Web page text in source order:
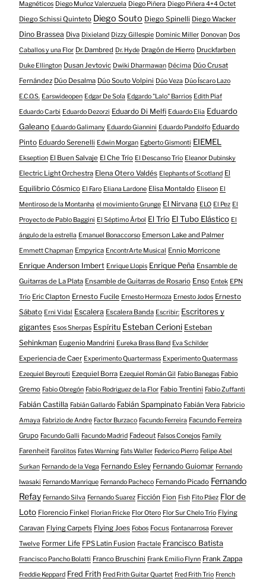
Magnéticos Diego Muñoz Valenzuela Diego Piñera Diego Piñera 4+4 Octet
Diego Schissi Quinteto Diego Souto Diego Spinelli Diego Wacker
Dino Brassea Diva Dixieland Dizzy Gillespie Dominic Miller Donovan Dos
Caballos y una Flor Dr. Dambred Dr. Hyde Dragón de Hierro Druckfarben
Duke Ellington Dusan Jevtovic Dwiki Dharmawan Décima Dúo Crusat
Fernández Dúo Desalma Dúo Souto Volpini Dúo Veza Dúo Íscaro Lazo
E.C.O.S. Earswideopen Edgar De Sola Edgardo "Lalo" Barrios Edith Piaf
Eduardo Carbi Eduardo Dezorzi Eduardo Di Melfi Eduardo Elia Eduardo
Galeano Eduardo Galimany Eduardo Giannini Eduardo Pandolfo Eduardo
Pinto Eduardo Serenelli Edwin Morgan Egberto Gismonti EIEMEL
Ekseption El Buen Salvaje El Che Trío El Descanso Trío Eleanor Dubinsky
Electric Light Orchestra Elena Otero Valdés Elephants of Scotland El
Equilibrio Cósmico El Faro Eliana Lardone Elisa Montaldo Eliseon El
Mentiroso de la Montanha el movimiento Grunge El Nirvana ELO El Pez El
Proyecto de Pablo Baggini El Séptimo Árbol El Trío El Tubo Elástico El
ángulo de la estrella Emanuel Bonaccorso Emerson Lake and Palmer
Emmett Chapman Empyrica EncontrArte Musical Ennio Morricone
Enrique Anderson Imbert Enrique Llopis Enrique Peña Ensamble de
Guitarras de La Plata Ensamble de Guitarras de Rosario Enso Entek EPN
Trío Eric Clapton Ernesto Fucile Ernesto Hermoza Ernesto Jodos Ernesto
Sábato Erni Vidal Escalera Escalera Banda Escribir: Escritores y
gigantes Esos Sherpas Espíritu Esteban Cerioni Esteban
Sehinkman Eugenio Mandrini Eureka Brass Band Eva Schilder
Experiencia de Caer Experimento Quartermass Experimento Quatermass
Ezequiel Beyrouti Ezequiel Borra Ezequiel Román Gil Fabio Banegas Fabio
Gremo Fabio Obregón Fabio Rodriguez de la Flor Fabio Trentini Fabio Zuffanti
Fabián Castilla Fabián Gallardo Fabián Spampinato Fabián Vera Fabricio
Amaya Fabrizio de Andre Factor Burzaco Facundo Ferreira Facundo Ferreira
Grupo Facundo Galli Facundo Madrid Fadeout Falsos Conejos Family
Farenheit Farolitos Fates Warning Fats Waller Federico Pierro Felipe Abel
Surkan Fernando de la Vega Fernando Esley Fernando Guiomar Fernando
Iwasaki Fernando Manrique Fernando Pacheco Fernando Picado Fernando
Refay Fernando Silva Fernando Suarez Ficción Fion Fish Fito Páez Flor de
Loto Florencio Finkel Florian Fricke Flor Otero Flor Sur Chelo Trío Flying
Caravan Flying Carpets Flying Joes Fobos Focus Fontanarrosa Forever
Twelve Former Life FPS Latin Fusion Fractale Francisco Batista
Francisco Pancho Bolatti Franco Bruschini Frank Emilio Flynn Frank Zappa
Freddie Keppard Fred Frith Fred Frith Guitar Quartet Fred Frith Trio French